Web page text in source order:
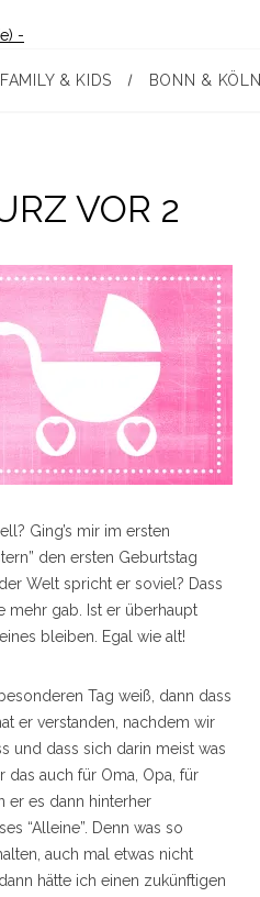
FAMILY & KIDS BONN & KÖLN
VOR 2
Ging’s mir im ersten
den ersten Geburtstag
Welt spricht er soviel? Dass
mehr gab. Ist er überhaupt
bleiben. Egal wie alt!
Tag weiß, dann dass
er verstanden, nachdem wir
und dass sich darin meist was
auch für Oma, Opa, für
er es dann hinterher
“Alleine”. Denn was so
auch mal etwas nicht
hätte ich einen zukünftigen